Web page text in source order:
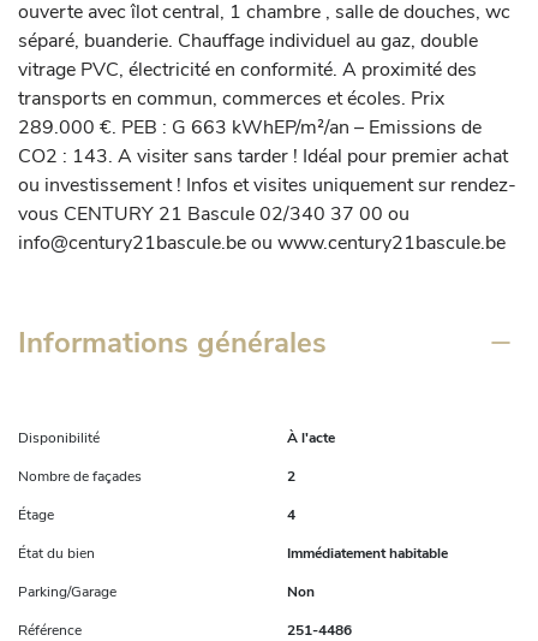
ouverte avec îlot central, 1 chambre , salle de douches, wc
séparé, buanderie. Chauffage individuel au gaz, double
vitrage PVC, électricité en conformité. A proximité des
transports en commun, commerces et écoles. Prix
289.000 €. PEB : G 663 kWhEP/m²/an – Emissions de
CO2 : 143. A visiter sans tarder ! Idéal pour premier achat
ou investissement ! Infos et visites uniquement sur rendez-
vous CENTURY 21 Bascule 02/340 37 00 ou
info@century21bascule.be ou www.century21bascule.be
Informations générales
Disponibilité
À l'acte
Nombre de façades
2
Étage
4
État du bien
Immédiatement habitable
Parking/Garage
Non
Référence
251-4486